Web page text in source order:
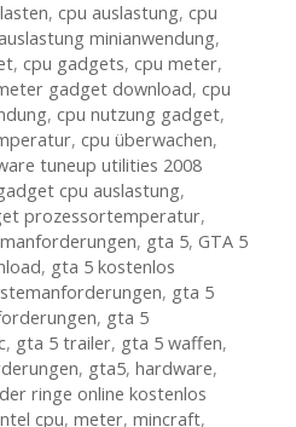
, cpu auslastung, cpu
minianwendung,
, cpu gadgets, cpu meter,
gadget download, cpu
, cpu nutzung gadget,
, cpu überwachen,
tuneup utilities 2008
cpu auslastung,
prozessortemperatur,
, gta 5, GTA 5
, gta 5 kostenlos
, gta 5
, gta 5
, gta 5 trailer, gta 5 waffen,
, gta5, hardware,
ringe online kostenlos
cpu, meter, mincraft,